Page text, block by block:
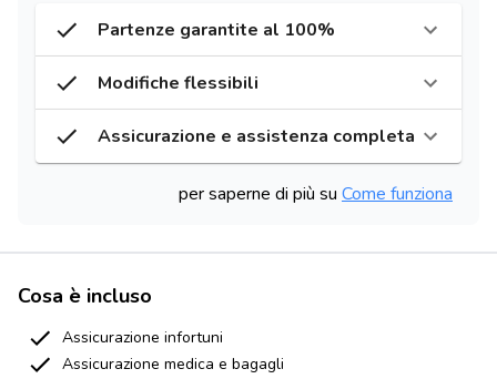
Partenze garantite al 100%
Modifiche flessibili
Assicurazione e assistenza completa
per saperne di più su Come funziona
Cosa è incluso
Assicurazione infortuni
Assicurazione medica e bagagli